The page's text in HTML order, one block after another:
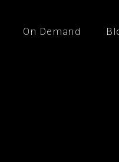
On Demand